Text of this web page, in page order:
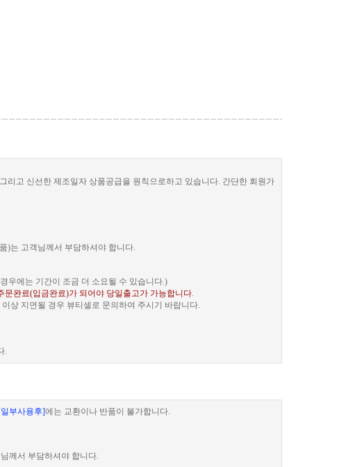
리고 신선한 제조일자 상품공급을 원칙으로하고 있습니다. 간단한 회원가
)는 고객님께서 부담하셔야 합니다.
우에는 기간이 조금 더 소요될 수 있습니다.)
완료(입금완료)가 되어야 당일출고가 가능합니다.
상 지연될 경우 뷰티셀로 문의하여 주시기 바랍니다.
.
부사용후]에는 교환이나 반품이 불가합니다.
께서 부담하셔야 합니다.